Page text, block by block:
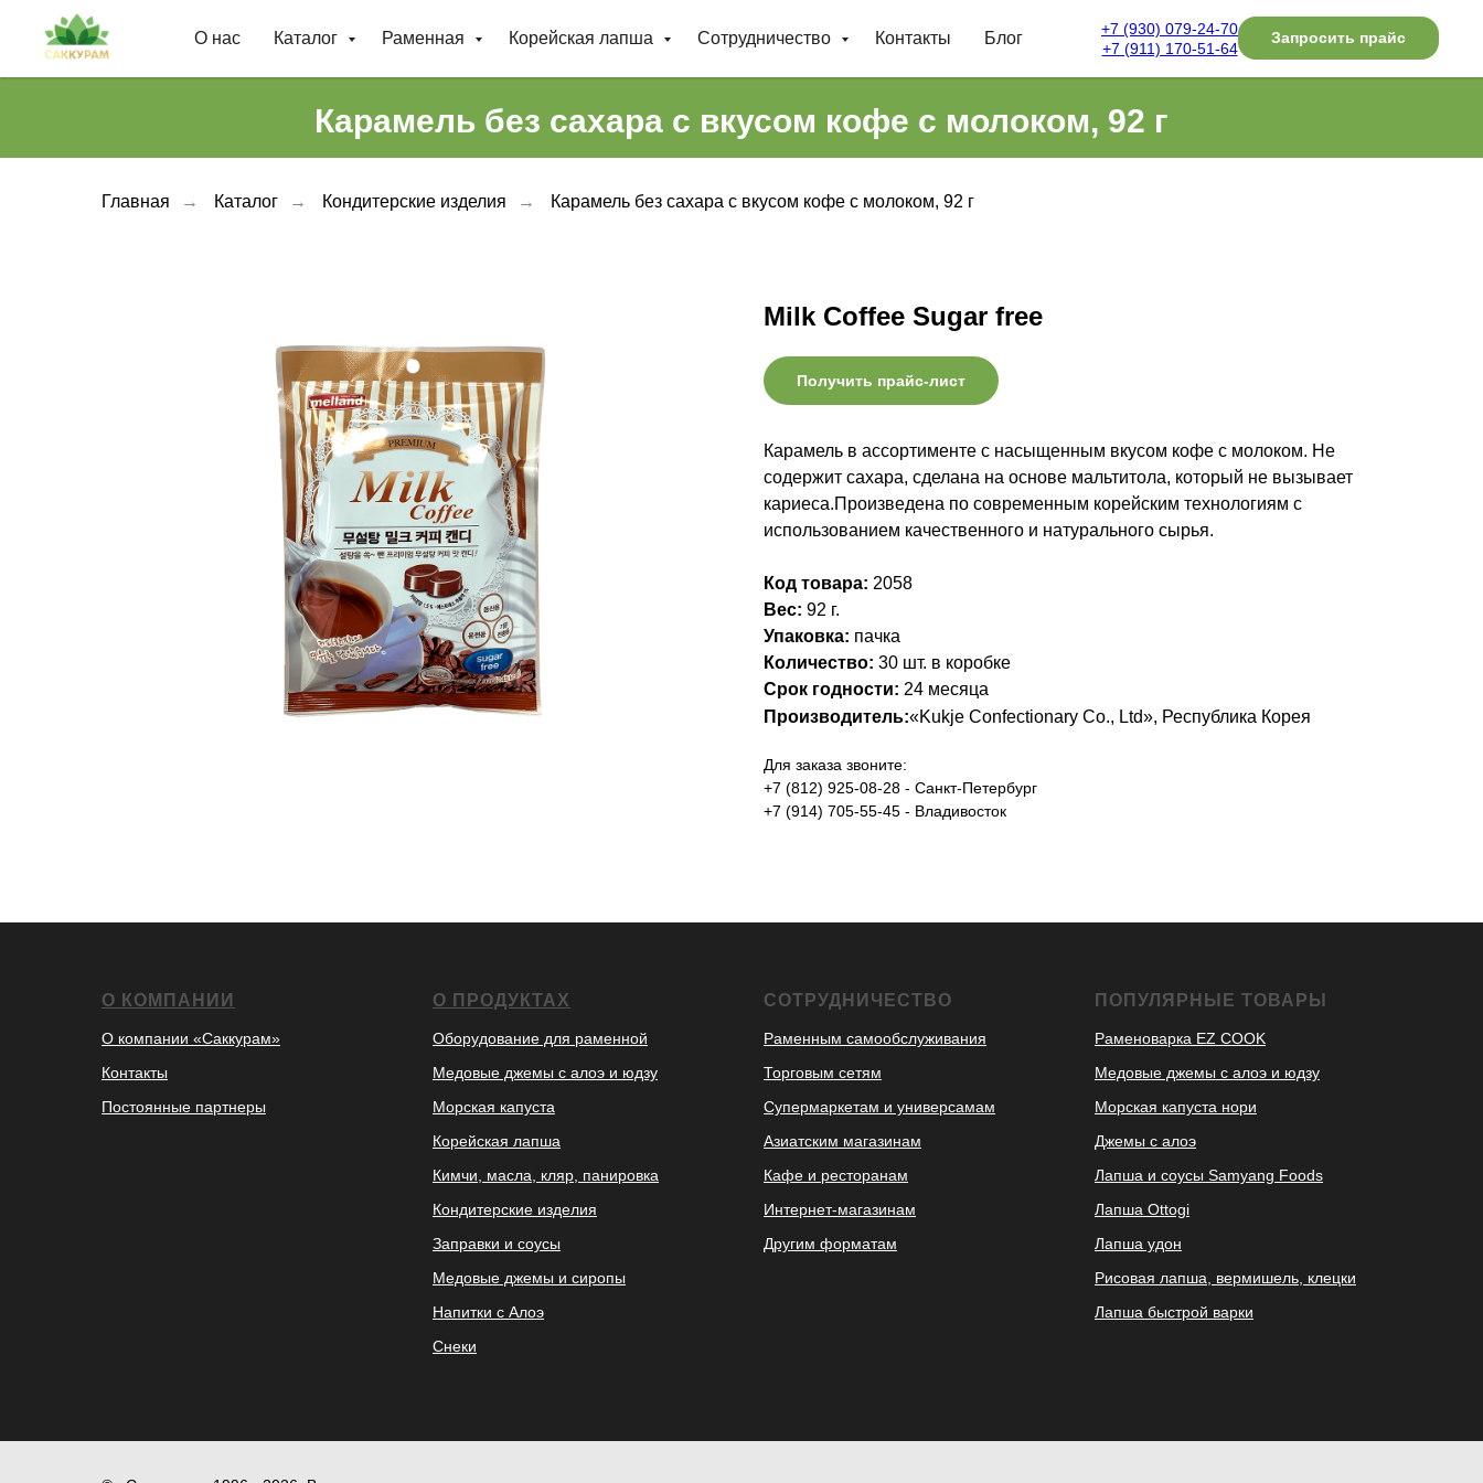
О нас Каталог Раменная Корейская лапша Сотрудничество Контакты Блог
+7 (930) 079-24-70
+7 (911) 170-51-64
Запросить прайс
Карамель без сахара с вкусом кофе с молоком, 92 г
Главная → Каталог → Кондитерские изделия → Карамель без сахара с вкусом кофе с молоком, 92 г
Milk Coffee Sugar free
Получить прайс-лист
Карамель в ассортименте с насыщенным вкусом кофе с молоком. Не
содержит сахара, сделана на основе мальтитола, который не вызывает
кариеса.Произведена по современным корейским технологиям с
использованием качественного и натурального сырья.
Код товара: 2058
Вес: 92 г.
Упаковка: пачка
Количество: 30 шт. в коробке
Срок годности: 24 месяца
Производитель:«Kukje Confectionary Co., Ltd», Республика Корея
Для заказа звоните:
+7 (812) 925-08-28 - Санкт-Петербург
+7 (914) 705-55-45 - Владивосток
О КОМПАНИИ
О компании «Саккурам»
Контакты
Постоянные партнеры
О ПРОДУКТАХ
Оборудование для раменной
Медовые джемы с алоэ и юдзу
Морская капуста
Корейская лапша
Кимчи, масла, кляр, панировка
Кондитерские изделия
Заправки и соусы
Медовые джемы и сиропы
Напитки с Алоэ
Снеки
СОТРУДНИЧЕСТВО
Раменным самообслуживания
Торговым сетям
Супермаркетам и универсамам
Азиатским магазинам
Кафе и ресторанам
Интернет-магазинам
Другим форматам
ПОПУЛЯРНЫЕ ТОВАРЫ
Раменоварка EZ COOK
Медовые джемы с алоэ и юдзу
Морская капуста нори
Джемы с алоэ
Лапша и соусы Samyang Foods
Лапша Ottogi
Лапша удон
Рисовая лапша, вермишель, клецки
Лапша быстрой варки